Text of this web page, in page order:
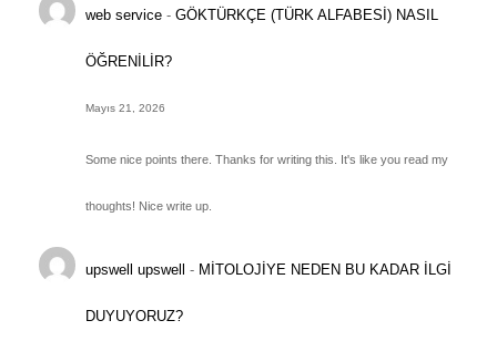
web service -GÖKTÜRKÇE (TÜRK ALFABESİ) NASIL
ÖĞRENİLİR?
Mayıs 21, 2026
Some nice points there. Thanks for writing this. It's like you read my
thoughts! Nice write up.
upswell upswell - MİTOLOJİYE NEDEN BU KADAR İLGİ
DUYUYORUZ?